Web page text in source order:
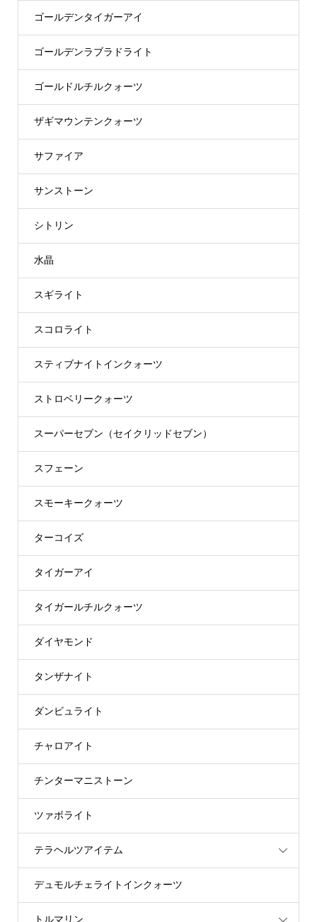
ゴールデンタイガーアイ
ゴールデンラブラドライト
ゴールドルチルクォーツ
ザギマウンテンクォーツ
サファイア
サンストーン
シトリン
水晶
スギライト
スコロライト
スティブナイトインクォーツ
ストロベリークォーツ
スーパーセブン（セイクリッドセブン）
スフェーン
スモーキークォーツ
ターコイズ
タイガーアイ
タイガールチルクォーツ
ダイヤモンド
タンザナイト
ダンビュライト
チャロアイト
チンターマニストーン
ツァボライト
テラヘルツアイテム
デュモルチェライトインクォーツ
トルマリン